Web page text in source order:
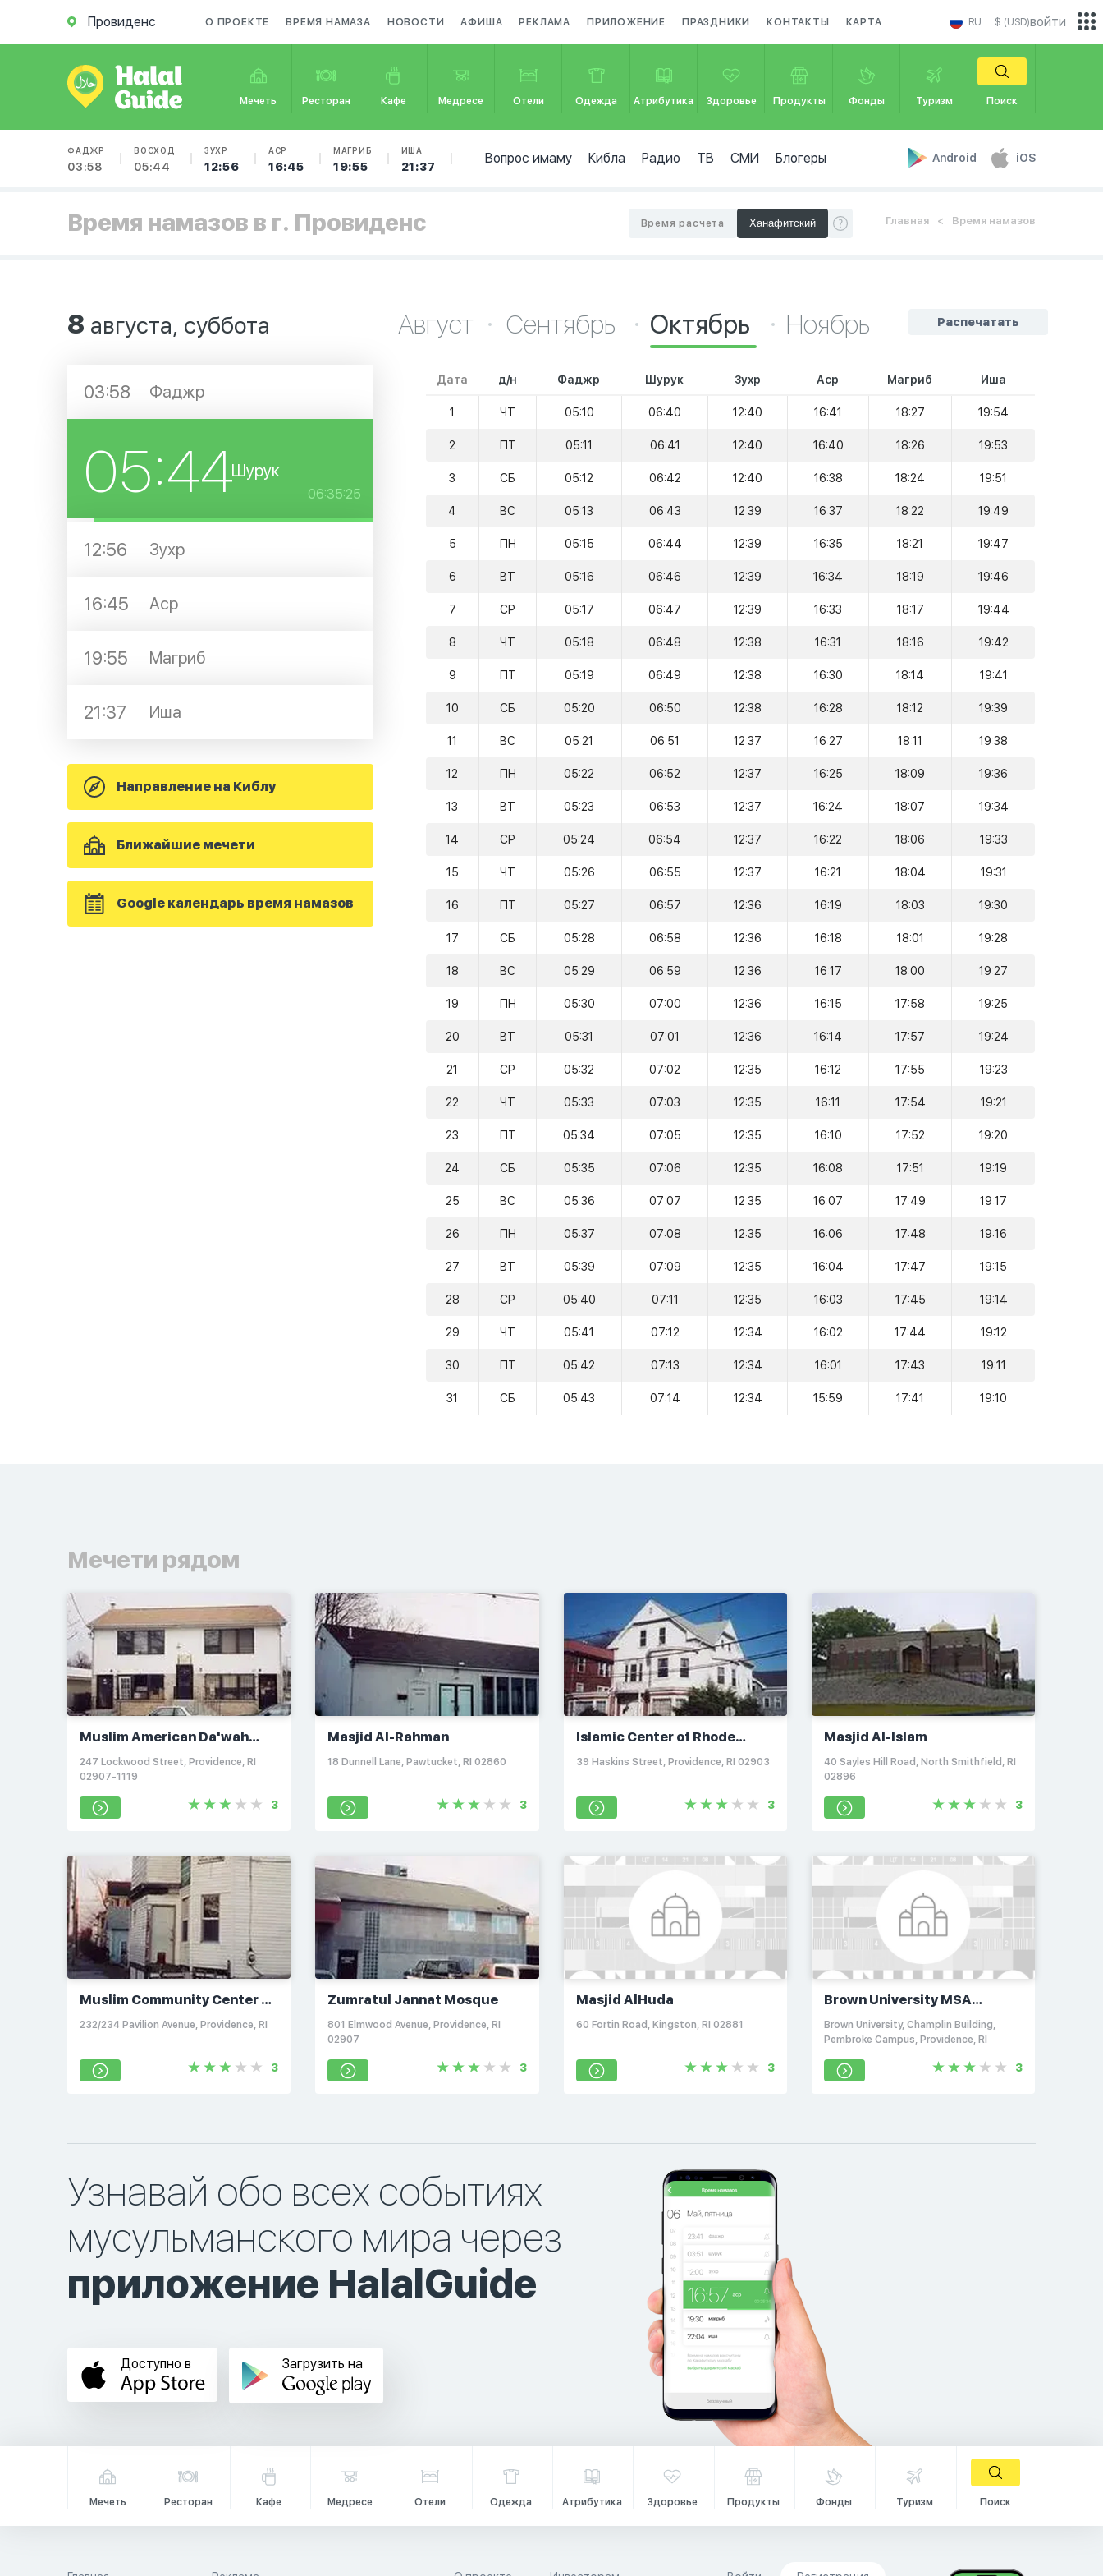
Провиденс О ПРОЕКТЕ ВРЕМЯ НАМАЗА НОВОСТИ АФИША РЕКЛАМА ПРИЛОЖЕНИЕ ПРАЗДНИКИ КОНТАКТЫ КАРТА RU $ (USD)
Мечеть Ресторан Кафе Медресе Отели Одежда Атрибутика Здоровье Продукты Фонды Туризм Поиск
ФАДЖР
03:58
ВОСХОД
05:44
ЗУХР
12:56
АСР
16:45
МАГРИБ
19:55
ИША
21:37
Вопрос имаму Кибла Радио ТВ СМИ Блогеры Android iOS
войти
Время намазов в г. Провиденс Главная Время намазов
Время расчета
8 августа, суббота
03:58 Фаджр
05:44Шурук
06:35:24
12:56 Зухр
16:45 Аср
19:55 Магриб
21:37 Иша
Направление на Киблу
Ближайшие мечети
Google календарь время намазов
Распечатать
Август Сентябрь Октябрь Ноябрь
Дата д/н Фаджр Шурук Зухр Аср Магриб Иша
1 ЧТ 05:10 06:40 12:40 16:41 18:27 19:54
2 ПТ 05:11 06:41 12:40 16:40 18:26 19:53
3 СБ 05:12 06:42 12:40 16:38 18:24 19:51
4 ВС 05:13 06:43 12:39 16:37 18:22 19:49
5 ПН 05:15 06:44 12:39 16:35 18:21 19:47
6 ВТ 05:16 06:46 12:39 16:34 18:19 19:46
7 СР 05:17 06:47 12:39 16:33 18:17 19:44
8 ЧТ 05:18 06:48 12:38 16:31 18:16 19:42
9 ПТ 05:19 06:49 12:38 16:30 18:14 19:41
10 СБ 05:20 06:50 12:38 16:28 18:12 19:39
11 ВС 05:21 06:51 12:37 16:27 18:11 19:38
12 ПН 05:22 06:52 12:37 16:25 18:09 19:36
13 ВТ 05:23 06:53 12:37 16:24 18:07 19:34
14 СР 05:24 06:54 12:37 16:22 18:06 19:33
15 ЧТ 05:26 06:55 12:37 16:21 18:04 19:31
16 ПТ 05:27 06:57 12:36 16:19 18:03 19:30
17 СБ 05:28 06:58 12:36 16:18 18:01 19:28
18 ВС 05:29 06:59 12:36 16:17 18:00 19:27
19 ПН 05:30 07:00 12:36 16:15 17:58 19:25
20 ВТ 05:31 07:01 12:36 16:14 17:57 19:24
21 СР 05:32 07:02 12:35 16:12 17:55 19:23
22 ЧТ 05:33 07:03 12:35 16:11 17:54 19:21
23 ПТ 05:34 07:05 12:35 16:10 17:52 19:20
24 СБ 05:35 07:06 12:35 16:08 17:51 19:19
25 ВС 05:36 07:07 12:35 16:07 17:49 19:17
26 ПН 05:37 07:08 12:35 16:06 17:48 19:16
27 ВТ 05:39 07:09 12:35 16:04 17:47 19:15
28 СР 05:40 07:11 12:35 16:03 17:45 19:14
29 ЧТ 05:41 07:12 12:34 16:02 17:44 19:12
30 ПТ 05:42 07:13 12:34 16:01 17:43 19:11
31 СБ 05:43 07:14 12:34 15:59 17:41 19:10
Мечети рядом
Muslim American Da'wah
Center
247 Lockwood Street, Providence, RI
02907-1119
3
Masjid Al-Rahman
18 Dunnell Lane, Pawtucket, RI 02860
3
Islamic Center of Rhode
Island
39 Haskins Street, Providence, RI 02903
3
Masjid Al-Islam
40 Sayles Hill Road, North Smithfield, RI
02896
3
Muslim Community Center of
Rhode Island
232/234 Pavilion Avenue, Providence, RI
3
Zumratul Jannat Mosque
801 Elmwood Avenue, Providence, RI
02907
3
Masjid AlHuda
60 Fortin Road, Kingston, RI 02881
3
Brown University MSA
Musallah
Brown University, Champlin Building,
Pembroke Campus, Providence, RI
3
Узнавай обо всех событиях
мусульманского мира через
приложение HalalGuide
Доступно в Загрузить на
Мечеть Ресторан Кафе Медресе Отели Одежда Атрибутика Здоровье Продукты Фонды Туризм Поиск